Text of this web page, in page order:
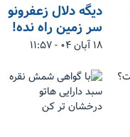
دیگه دلال زعفرونو
سر زمین راه نده!
۱۸ آبان ۰۴ - ۱۱:۵۷